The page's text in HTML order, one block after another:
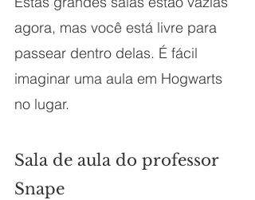
agora, mas você está livre para
passear dentro delas. É fácil
imaginar uma aula em Hogwarts
no lugar.
Sala de aula do professor
Snape